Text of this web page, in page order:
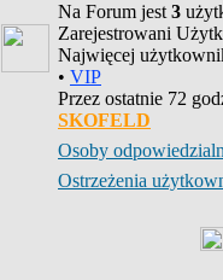
Na Forum jest 3
Zarejestrowani
Najwięcej
• VIP
Przez ostatnie 72
SKOFELD
Osoby
Ostrzeżenia